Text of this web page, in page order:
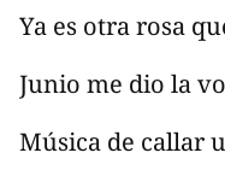
Ya es otra rosa
Junio me dio la
Música de callar